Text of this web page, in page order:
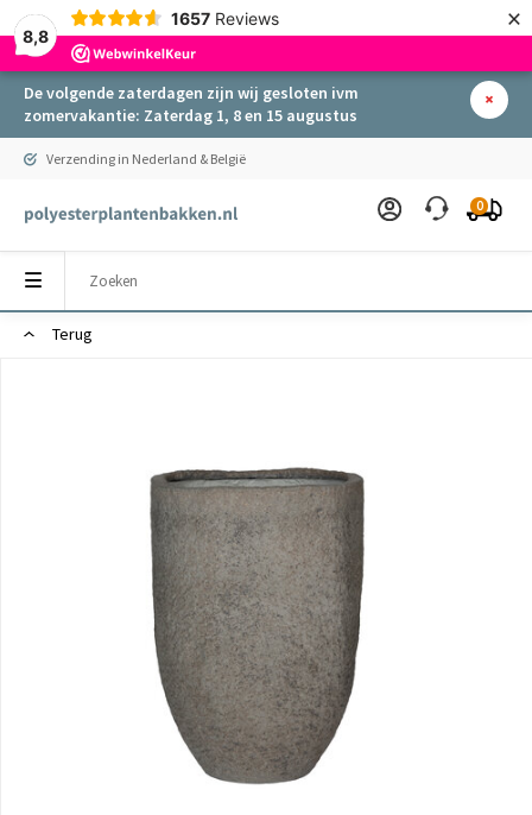
8,8
1657 Reviews ×
De volgende zaterdagen zijn wij gesloten ivm
zomervakantie: Zaterdag 1, 8 en 15 augustus
Verzending in Nederland & België
0
Terug